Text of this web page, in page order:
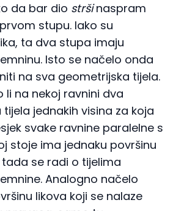
da bar dio stršinaspram
stupu. Iako su
ta dva stupa imaju
Isto se načelo onda
na sva geometrijska tijela.
li na nekoj ravnini dva
jednakih visina za koja
svake ravnine paralelne s
stoje ima jednaku površinu
se radi o tijelima
Analogno načelo
likova koji se nalaze